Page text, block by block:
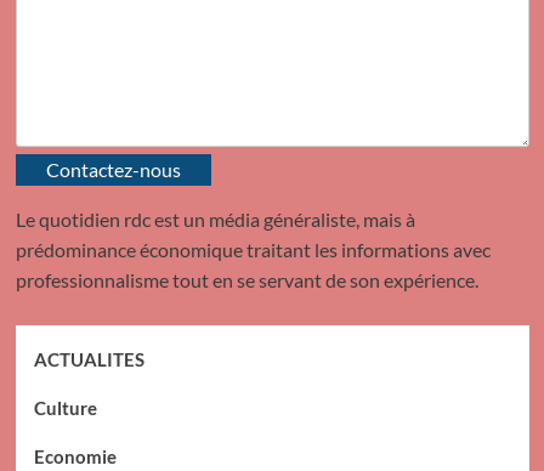
Contactez-nous
Le quotidien rdc est un média généraliste, mais à
prédominance économique traitant les informations avec
professionnalisme tout en se servant de son expérience.
ACTUALITES
Culture
Economie